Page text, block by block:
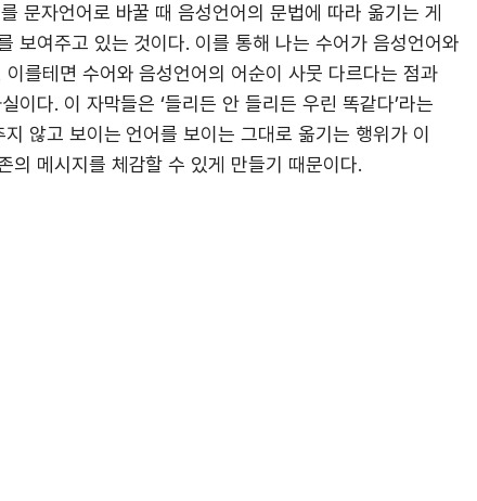
문자언어로 바꿀 때 음성언어의 문법에 따라 옮기는 게
보여주고 있는 것이다. 이를 통해 나는 수어가 음성언어와
를테면 수어와 음성언어의 어순이 사뭇 다르다는 점과
다. 이 자막들은 ‘들리든 안 들리든 우린 똑같다’라는
않고 보이는 언어를 보이는 그대로 옮기는 행위가 이
의 메시지를 체감할 수 있게 만들기 때문이다.